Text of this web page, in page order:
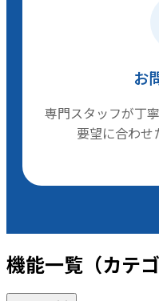
お
専門スタッフが丁
要望に合わせ
機能一覧（カテゴ